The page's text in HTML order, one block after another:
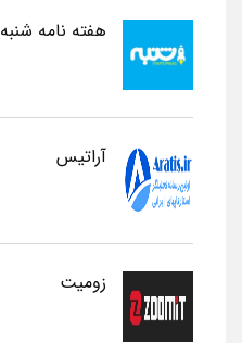
هفته نامه شنبه
آراتیس
زومیت